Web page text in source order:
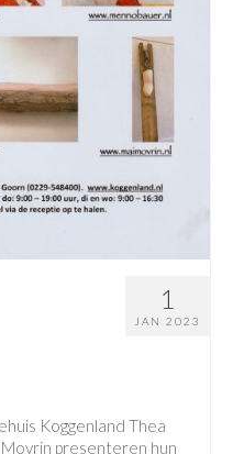
1
JAN 2023
Koggenland Thea
presenteren hun